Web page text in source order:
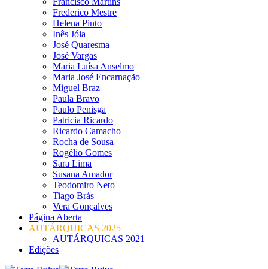
Frederico Mestre
Helena Pinto
Inês Jóia
José Quaresma
José Vargas
Maria Luísa Anselmo
Maria José Encarnação
Miguel Braz
Paula Bravo
Paulo Penisga
Patricia Ricardo
Ricardo Camacho
Rocha de Sousa
Rogélio Gomes
Sara Lima
Susana Amador
Teodomiro Neto
Tiago Brás
Vera Gonçalves
Página Aberta
AUTÁRQUICAS 2025
AUTÁRQUICAS 2021
Edições